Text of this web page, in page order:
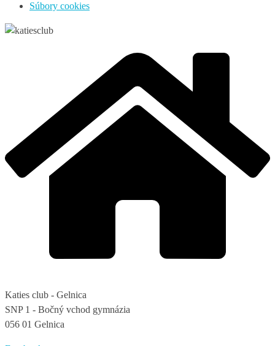
Súbory cookies
Katies club - Gelnica
SNP 1 - Bočný vchod gymnázia
056 01 Gelnica